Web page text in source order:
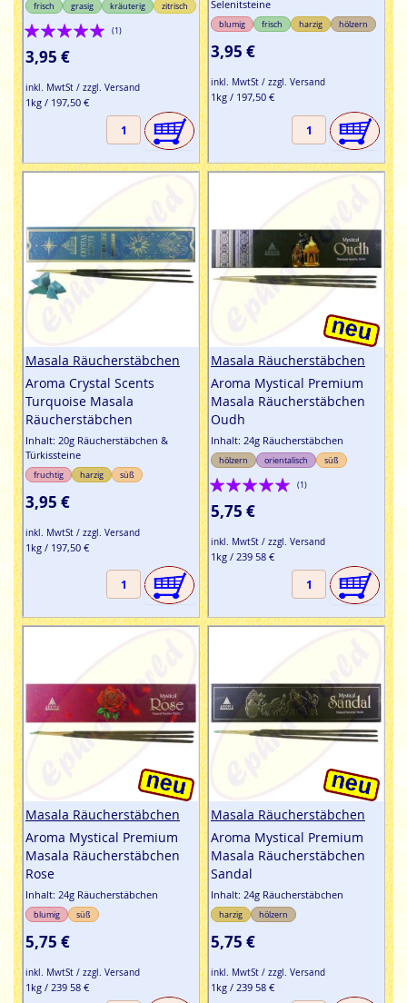
frisch grasig kräuterig zitrisch
Bewertung:
100%
(1)
3,95 €
inkl. MwtSt / zzgl. Versand
1kg / 197,50 €
Selenitsteine
blumig frisch harzig hölzern
3,95 €
inkl. MwtSt / zzgl. Versand
1kg / 197,50 €
Masala Räucherstäbchen
Aroma Crystal Scents
Turquoise Masala
Räucherstäbchen
Inhalt: 20g Räucherstäbchen &
Türkissteine
fruchtig harzig süß
3,95 €
inkl. MwtSt / zzgl. Versand
1kg / 197,50 €
Masala Räucherstäbchen
Aroma Mystical Premium
Masala Räucherstäbchen
Oudh
Inhalt: 24g Räucherstäbchen
hölzern orientalisch süß
Bewertung:
100%
(1)
5,75 €
inkl. MwtSt / zzgl. Versand
1kg / 239 58 €
Masala Räucherstäbchen
Aroma Mystical Premium
Masala Räucherstäbchen
Rose
Inhalt: 24g Räucherstäbchen
blumig süß
5,75 €
inkl. MwtSt / zzgl. Versand
1kg / 239 58 €
Masala Räucherstäbchen
Aroma Mystical Premium
Masala Räucherstäbchen
Sandal
Inhalt: 24g Räucherstäbchen
harzig hölzern
5,75 €
inkl. MwtSt / zzgl. Versand
1kg / 239 58 €